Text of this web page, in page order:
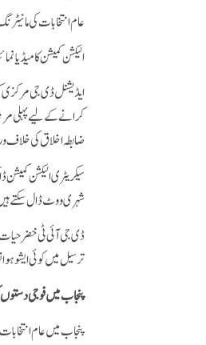
عام انتخابات کی مانیٹرنگ کے لیے کنٹرول روم قائم
الیکشن کمیشن کا میڈیا
ایڈیشنل ڈی جی
ضابطہ اخلاق کی خلاف ورزی پر جرمانے کیے، اب تک
سیکریٹری الیکشن
شہری ووٹ ڈال سکتے
ڈی جی آئی ٹی خضر حیات
ترسیل میں کوئی ایشو
پنجاب میں فوجی
پنجاب میں عام